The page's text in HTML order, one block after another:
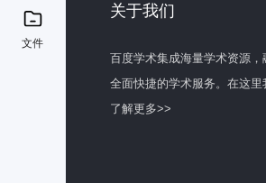
文件
关于我们
百度学术集成海量学术资源
全面快捷的学术服务。在这里
了解更多>>